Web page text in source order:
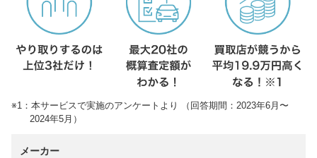
※1：本サービスで実施のアンケートより （回答期間：2023年6月〜
2024年5月）
メーカー